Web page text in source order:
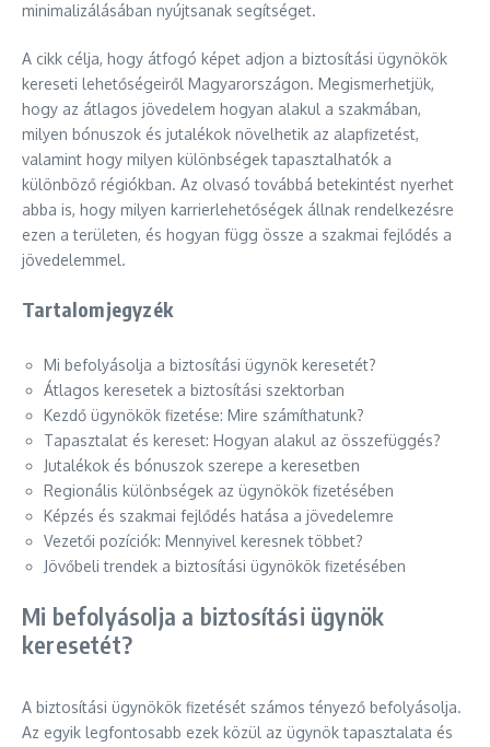
minimalizálásában nyújtsanak segítséget.
A cikk célja, hogy átfogó képet adjon a biztosítási ügynökök
kereseti lehetőségeiről Magyarországon. Megismerhetjük,
hogy az átlagos jövedelem hogyan alakul a szakmában,
milyen bónuszok és jutalékok növelhetik az alapfizetést,
valamint hogy milyen különbségek tapasztalhatók a
különböző régiókban. Az olvasó továbbá betekintést nyerhet
abba is, hogy milyen karrierlehetőségek állnak rendelkezésre
ezen a területen, és hogyan függ össze a szakmai fejlődés a
jövedelemmel.
Tartalomjegyzék
Mi befolyásolja a biztosítási ügynök keresetét?
Átlagos keresetek a biztosítási szektorban
Kezdő ügynökök fizetése: Mire számíthatunk?
Tapasztalat és kereset: Hogyan alakul az összefüggés?
Jutalékok és bónuszok szerepe a keresetben
Regionális különbségek az ügynökök fizetésében
Képzés és szakmai fejlődés hatása a jövedelemre
Vezetői pozíciók: Mennyivel keresnek többet?
Jövőbeli trendek a biztosítási ügynökök fizetésében
Mi befolyásolja a biztosítási ügynök
keresetét?
A biztosítási ügynökök fizetését számos tényező befolyásolja.
Az egyik legfontosabb ezek közül az ügynök tapasztalata és